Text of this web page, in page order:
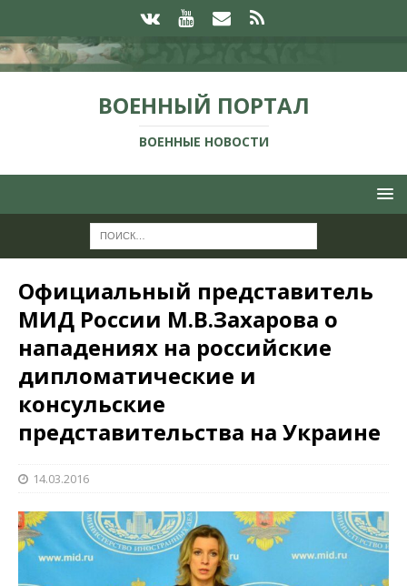
ВОЕННЫЙ ПОРТАЛ
ВОЕННЫЕ НОВОСТИ
Официальный представитель
МИД России М.В.Захарова о
нападениях на российские
дипломатические и
консульские
представительства на Украине
14.03.2016